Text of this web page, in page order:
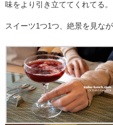
味をより引き立ててくれてる。
スイーツ1つ1つ、絶景を見な